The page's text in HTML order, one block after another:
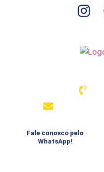
Fale conosco pelo
WhatsApp!